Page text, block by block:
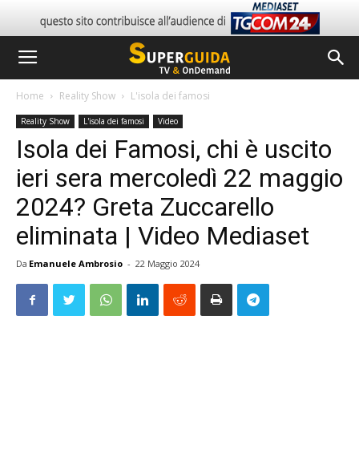
Home Reality Show L'isola dei famosi
Reality Show L'isola dei famosi Video
Isola dei Famosi, chi è uscito
ieri sera mercoledì 22 maggio
2024? Greta Zuccarello
eliminata | Video Mediaset
Da Emanuele Ambrosio - 22 Maggio 2024